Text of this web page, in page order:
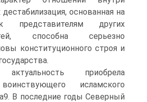
основанная на
представителям других
способна серьезно
конституционного строя и
приобрела
исламского
В последние годы Северный